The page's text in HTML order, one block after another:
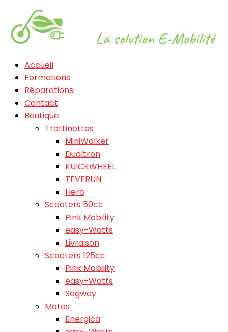
Accueil
Formations
Réparations
Contact
Boutique
Trottinettes
MiniWalker
Dualtron
KUICKWHEEL
TEVERUN
Hero
Scooters 50cc
Pink Mobility
easy-Watts
Livraison
Scooters 125cc
Pink Mobility
easy-Watts
Segway
Motos
Energica